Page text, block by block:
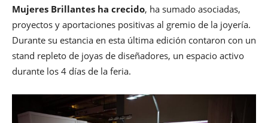
Mujeres Brillantes ha crecido, ha sumado asociadas,
proyectos y aportaciones positivas al gremio de la joyería.
Durante su estancia en esta última edición contaron con un
stand repleto de joyas de diseñadores, un espacio activo
durante los 4 días de la feria.